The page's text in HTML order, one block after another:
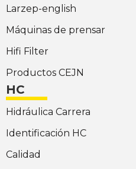
Larzep-english
Máquinas de prensar
Hifi Filter
Productos CEJN
HC
Hidráulica Carrera
Identificación HC
Calidad